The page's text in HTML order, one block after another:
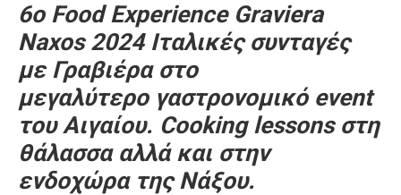
6ο Food Experience Graviera
Naxos 2024 Ιταλικές συνταγές
μεΓραβιέρα στο
μεγαλύτερο γαστρονομικό event
του Αιγαίου. Cooking lessons στη
θάλασσα αλλά και στην
ενδοχώρα της Νάξου.